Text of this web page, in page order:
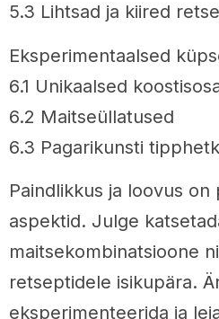
5.3 Lihtsad ja kiired
Eksperimentaalsed
6.1 Unikaalsed
6.2 Maitseüllatused
6.3 Pagarikunsti
Paindlikkus ja loovus
aspektid. Julge
maitsekombinatsioone
retseptidele isikupära.
eksperimenteerida ja